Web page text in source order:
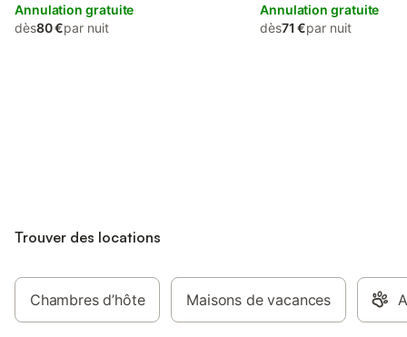
Annulation gratuite
dès80 €par nuit
Annulation gratuite
dès71 €par nuit
Trouver des locations
Chambres d’hôte Maisons de vacances